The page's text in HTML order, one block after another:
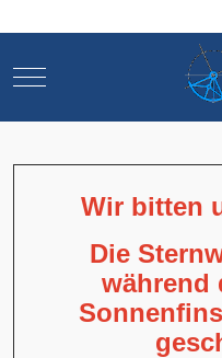
Mobile Menu Toggle
Wir bitten
Die
während